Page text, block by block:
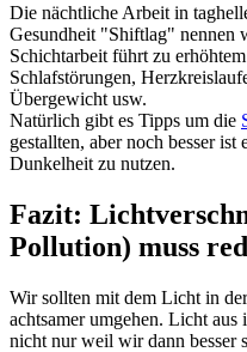
Die nächtliche Arbeit in
Gesundheit "Shiftlag" nennen
Schichtarbeit führt zu
Schlafstörungen,
Übergewicht usw.
Natürlich gibt es Tipps um die
gestallten, aber noch besser
Dunkelheit zu nutzen.
Fazit:
Pollution) muss
Wir sollten mit dem Licht in
achtsamer umgehen. Licht aus
nicht nur weil wir dann besser